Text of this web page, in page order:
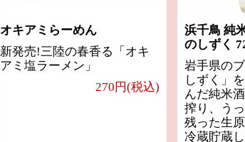
オキアミらーめん
新発売!三陸の春香る「オキ
アミ塩ラーメン」
270円(税込)
浜千鳥 純
のしずく
岩手県の
しずく」
んだ純米
搾り、う
残った生
冷蔵貯蔵し